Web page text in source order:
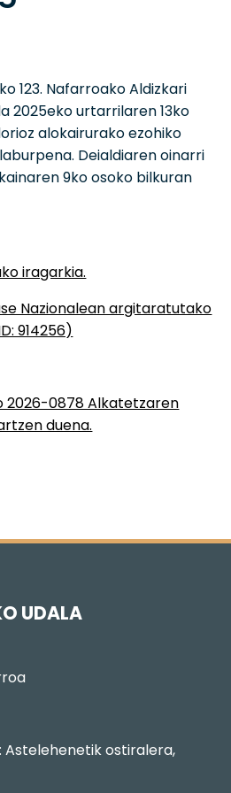
123. Nafarroako Aldizkari
2025eko urtarrilaren 13ko
alokairurako ezohiko
Deialdiaren oinarri
9ko osoko bilkuran
iragarkia.
Nazionalean argitaratutako
914256)
2026-0878 Alkatetzaren
duena.
UDALA
Astelehenetik ostiralera,